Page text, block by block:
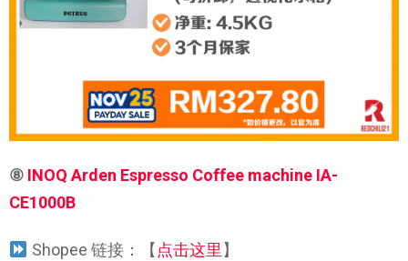
⑧ INOQ Arden Espresso Coffee machine IA-
CE1000B
Shopee 链接：【 点击这里 】